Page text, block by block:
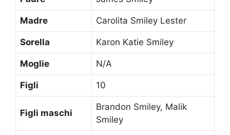
Madre Carolita Smiley Lester
Sorella Karon Katie Smiley
Moglie N/A
Figli 10
Figli maschi
Brandon Smiley, Malik
Smiley